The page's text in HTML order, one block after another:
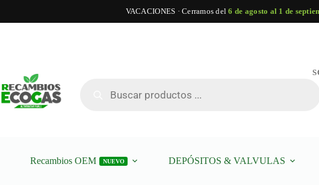
VACACIONES · Cerramos del6 de agosto al 1 de
Recambios OEM NUEVO DEPÓSITOS & VALVULAS